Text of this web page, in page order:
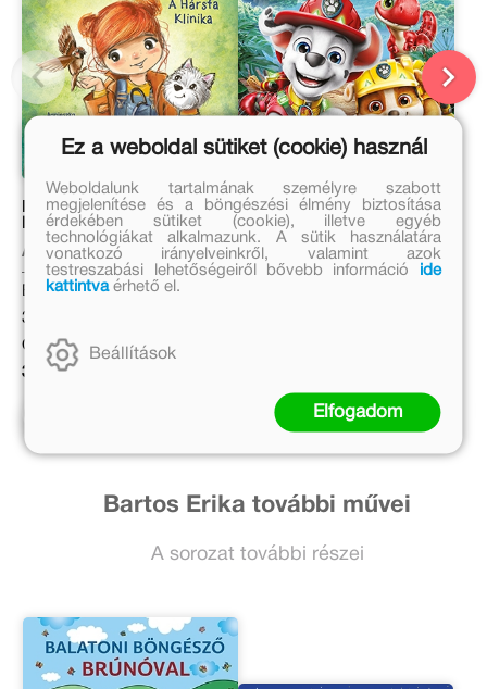
Minka, a kis állatorvos – A
Hársfa Klinika
Aniela Cholewińska-Szkolik
Eredeti ár:
3 999 Ft
Online ár:
3 279 Ft
Mancs Őrjárat. A dinófilm
– A nagy dinókaland
Eredeti ár:
Bartos Erika további művei
A sorozat további részei
Ez a weboldal sütiket (cookie) használ
Weboldalunk tartalmának személyre szabott
megjelenítése és a böngészési élmény biztosítása
érdekében sütiket (cookie), illetve egyéb
technológiákat alkalmazunk. A sütik használatára
vonatkozó irányelveinkről, valamint azok
testreszabási lehetőségeiről bővebb információ
ide
kattintvaérhető el.
Beállítások
Elfogadom